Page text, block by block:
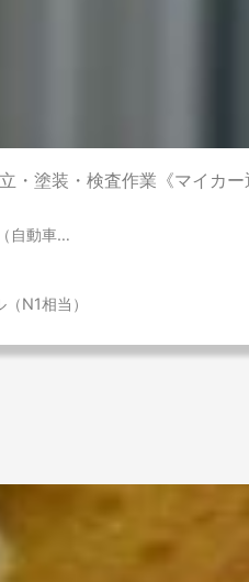
立・塗装・検査作業《マイカ
車含む）
N1相当）